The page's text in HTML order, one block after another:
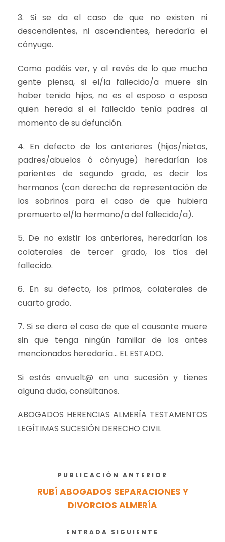
3. Si se da el caso de que no existen ni
descendientes, ni ascendientes, heredaría el
cónyuge.
Como podéis ver, y al revés de lo que mucha
gente piensa, si el/la fallecido/a muere sin
haber tenido hijos, no es el esposo o esposa
quien hereda si el fallecido tenía padres al
momento de su defunción.
4. En defecto de los anteriores (hijos/nietos,
padres/abuelos ó cónyuge) heredarían los
parientes de segundo grado, es decir los
hermanos (con derecho de representación de
los sobrinos para el caso de que hubiera
premuerto el/la hermano/a del fallecido/a).
5. De no existir los anteriores, heredarían los
colaterales de tercer grado, los tíos del
fallecido.
6. En su defecto, los primos, colaterales de
cuarto grado.
7. Si se diera el caso de que el causante muere
sin que tenga ningún familiar de los antes
mencionados heredaría… EL ESTADO.
Si estás envuelt@ en una sucesión y tienes
alguna duda, consúltanos.
ABOGADOS HERENCIAS ALMERÍA TESTAMENTOS
LEGÍTIMAS SUCESIÓN DERECHO CIVIL
PUBLICACIÓN ANTERIOR
RUBÍ ABOGADOS SEPARACIONES Y
DIVORCIOS ALMERÍA
ENTRADA SIGUIENTE